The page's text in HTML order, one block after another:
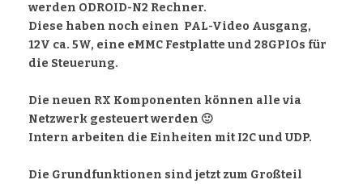
werden ODROID-N2 Rechner.
Diese haben noch einen PAL-Video Ausgang,
12V ca. 5W, eine eMMC Festplatte und 28GPIOs für
die Steuerung.
Die neuen RX Komponenten können alle via
Netzwerk gesteuert werden 🙂
Intern arbeiten die Einheiten mit I2C und UDP.
Die Grundfunktionen sind jetzt zum Großteil